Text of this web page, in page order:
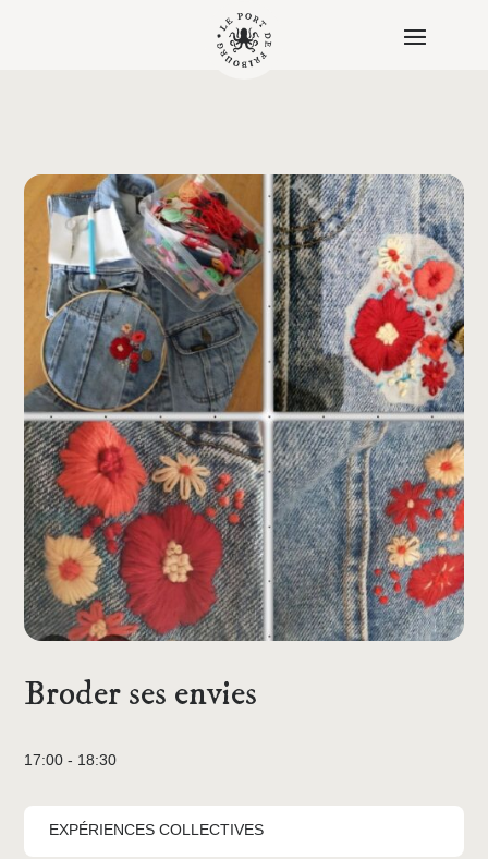
Broder ses envies
17:00 - 18:30
EXPÉRIENCES COLLECTIVES